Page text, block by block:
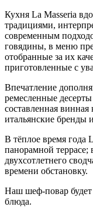
Кухня La Masseria
традициями,
современным
говядины, в меню
отобранные за их
приготовленные с
Впечатление
ремесленные
составленная
итальянские бренды
В тёплое время года
панорамной
двухсотлетнего
времени обстановку.
Наш шеф-повар будет
блюда.